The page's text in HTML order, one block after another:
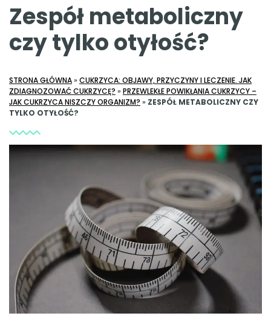
Zespół metaboliczny
czy tylko otyłość?
STRONA GŁÓWNA» CUKRZYCA: OBJAWY, PRZYCZYNY I LECZENIE. JAK
ZDIAGNOZOWAĆ CUKRZYCĘ? » PRZEWLEKŁE POWIKŁANIA CUKRZYCY –
JAK CUKRZYCA NISZCZY ORGANIZM? » ZESPÓŁ METABOLICZNY CZY
TYLKO OTYŁOŚĆ?